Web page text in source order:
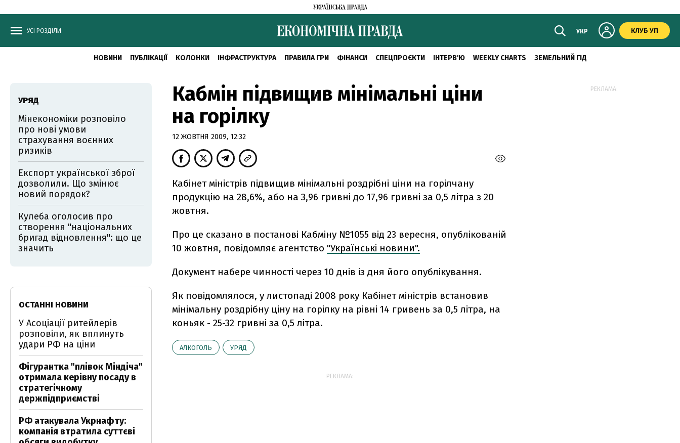
УСІ РОЗДІЛИ УКР КЛУБ УП
НОВИНИ ПУБЛІКАЦІЇ КОЛОНКИ ІНФРАСТРУКТУРА ПРАВИЛА ГРИ ФІНАНСИ СПЕЦПРОЄКТИ ІНТЕРВ'Ю WEEKLY CHARTS ЗЕМЕЛЬНИЙ ГІД
Кабмін підвищив мінімальні ціни
на горілку
12 ЖОВТНЯ 2009, 12:32
Кабінет міністрів підвищив мінімальні роздрібні ціни на горілчану
продукцію на 28,6%, або на 3,96 гривні до 17,96 гривні за 0,5 літра з 20
жовтня.
Про це сказано в постанові Кабміну №1055 від 23 вересня, опублікованій
10 жовтня, повідомляє агентство "Українські новини".
Документ набере чинності через 10 днів із дня його опублікування.
Як повідомлялося, у листопаді 2008 року Кабінет міністрів встановив
мінімальну роздрібну ціну на горілку на рівні 14 гривень за 0,5 літра, на
коньяк - 25-32 гривні за 0,5 літра.
АЛКОГОЛЬ УРЯД
РЕКЛАМА:
УРЯД
Мінекономіки розповіло
про нові умови
страхування воєнних
ризиків
Експорт української зброї
дозволили. Що змінює
новий порядок?
Кулеба оголосив про
створення "національних
бригад відновлення": що це
значить
ОСТАННІ НОВИНИ
У Асоціації ритейлерів
розповіли, як вплинуть
удари РФ на ціни
Фігурантка "плівок Міндіча"
отримала керівну посаду в
стратегічному
держпідприємстві
РФ атакувала Укрнафту:
компанія втратила суттєві
РЕКЛАМА: